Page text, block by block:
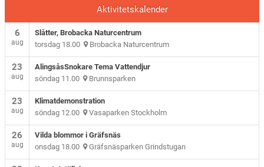
Aktivitetskalender
6
aug
Slåtter, Brobacka Naturcentrum
torsdag 18.00 Brobacka Naturcentrum
23
aug
AlingsåsSnokare Tema Vattendjur
söndag 11.00 Brunnsparken
23
aug
Klimatdemonstration
söndag 12.00 Vasaparken Stockholm
26
aug
Vilda blommor i Gräfsnäs
onsdag 18.00 Gräfsnäsparken Grindstugan